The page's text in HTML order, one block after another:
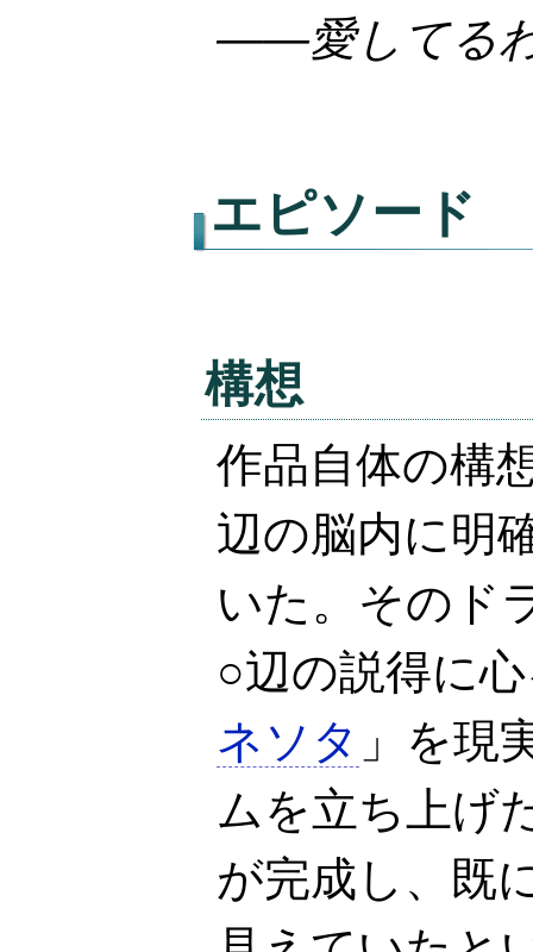
――愛してる
エピソード
構想
作品自体の構
辺の脳内に明
いた。そのド
○辺の説得に
ネソタ 」を現
ムを立ち上げ
が完成し、既